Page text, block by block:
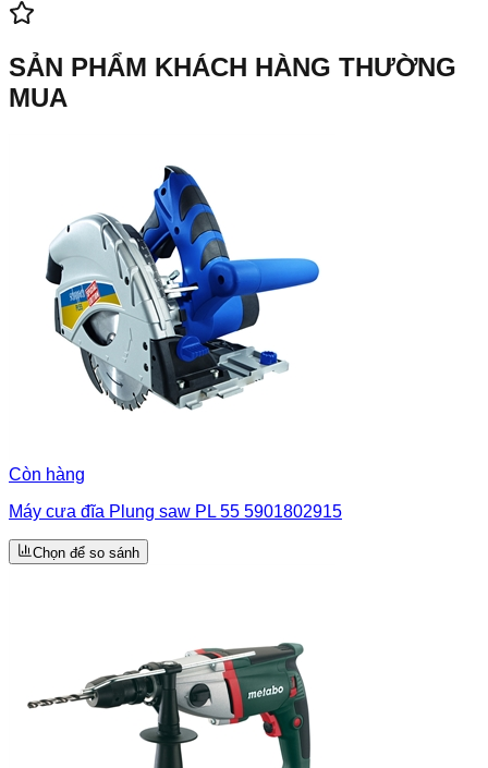
SẢN PHẨM KHÁCH HÀNG THƯỜNG
MUA
Còn hàng
Máy cưa đĩa Plung saw PL 55 5901802915
Chọn để so sánh